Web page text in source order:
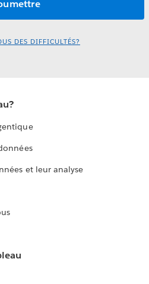
DES DIFFICULTÉS?
et leur analyse